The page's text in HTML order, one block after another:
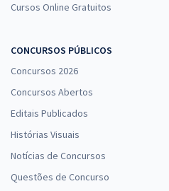
Cursos Online Gratuitos
CONCURSOS PÚBLICOS
Concursos 2026
Concursos Abertos
Editais Publicados
Histórias Visuais
Notícias de Concursos
Questões de Concurso